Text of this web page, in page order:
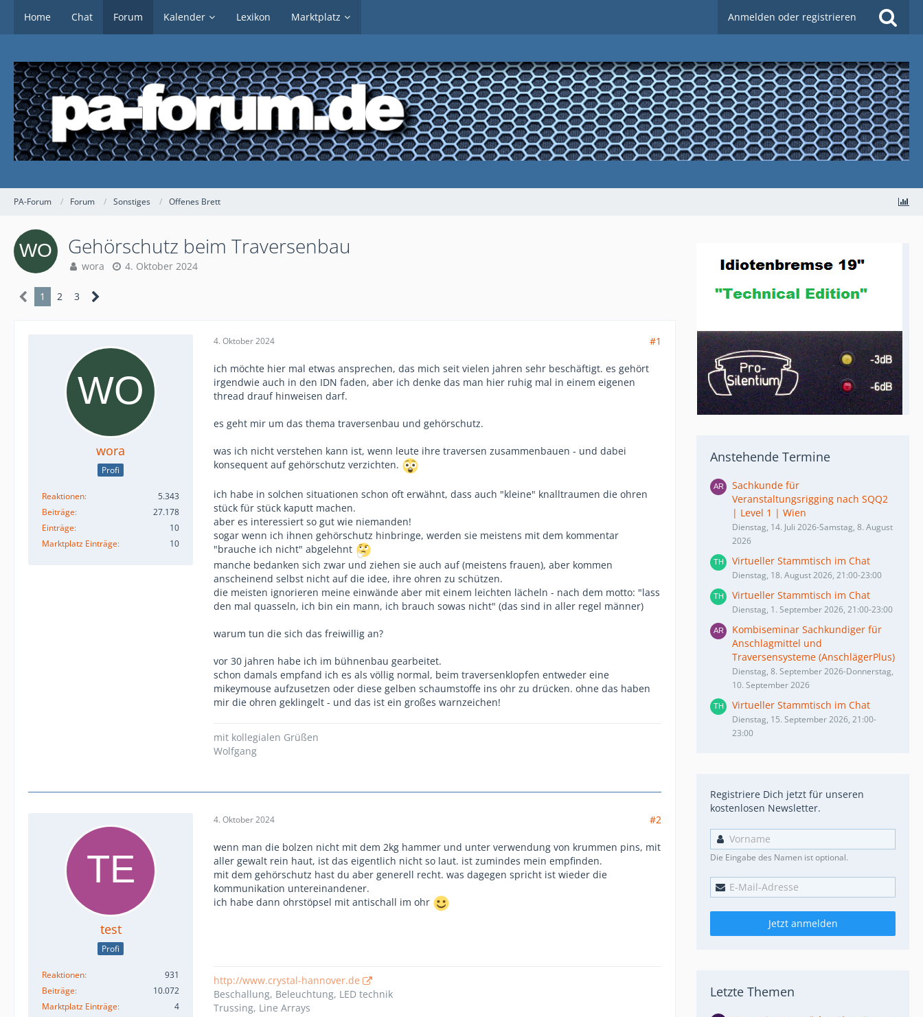
Home Chat Forum Kalender Lexikon Marktplatz Anmelden oder registrieren
PA-Forum Forum Sonstiges Offenes Brett
Gehörschutz beim Traversenbau
wora 4. Oktober 2024
1 2 3
wora
Profi
Reaktionen
5.343
Beiträge
27.178
Einträge
10
Marktplatz Einträge
10
4. Oktober 2024 #1
ich möchte hier mal etwas ansprechen, das mich seit vielen jahren sehr beschäftigt. es gehört
irgendwie auch in den IDN faden, aber ich denke das man hier ruhig mal in einem eigenen
thread drauf hinweisen darf.
es geht mir um das thema traversenbau und gehörschutz.
was ich nicht verstehen kann ist, wenn leute ihre traversen zusammenbauen - und dabei
konsequent auf gehörschutz verzichten.
ich habe in solchen situationen schon oft erwähnt, dass auch "kleine" knalltraumen die ohren
stück für stück kaputt machen.
aber es interessiert so gut wie niemanden!
sogar wenn ich ihnen gehörschutz hinbringe, werden sie meistens mit dem kommentar
"brauche ich nicht" abgelehnt
manche bedanken sich zwar und ziehen sie auch auf (meistens frauen), aber kommen
anscheinend selbst nicht auf die idee, ihre ohren zu schützen.
die meisten ignorieren meine einwände aber mit einem leichten lächeln - nach dem motto: "lass
den mal quasseln, ich bin ein mann, ich brauch sowas nicht" (das sind in aller regel männer)
warum tun die sich das freiwillig an?
vor 30 jahren habe ich im bühnenbau gearbeitet.
schon damals empfand ich es als völlig normal, beim traversenklopfen entweder eine
mikeymouse aufzusetzen oder diese gelben schaumstoffe ins ohr zu drücken. ohne das haben
mir die ohren geklingelt - und das ist ein großes warnzeichen!
mit kollegialen Grüßen
Wolfgang
test
Profi
Reaktionen
931
Beiträge
10.072
Marktplatz Einträge
4
4. Oktober 2024 #2
wenn man die bolzen nicht mit dem 2kg hammer und unter verwendung von krummen pins, mit
aller gewalt rein haut, ist das eigentlich nicht so laut. ist zumindes mein empfinden.
mit dem gehörschutz hast du aber generell recht. was dagegen spricht ist wieder die
kommunikation untereinandener.
ich habe dann ohrstöpsel mit antischall im ohr
http://www.crystal-hannover.de
Beschallung, Beleuchtung, LED technik
Trussing, Line Arrays
Anstehende Termine
Sachkunde für
Veranstaltungsrigging nach SQQ2
| Level 1 | Wien
Dienstag, 14. Juli 2026-Samstag, 8. August
2026
Virtueller Stammtisch im Chat
Dienstag, 18. August 2026, 21:00-23:00
Virtueller Stammtisch im Chat
Dienstag, 1. September 2026, 21:00-23:00
Kombiseminar Sachkundiger für
Anschlagmittel und
Traversensysteme (AnschlägerPlus)
Dienstag, 8. September 2026-Donnerstag,
10. September 2026
Virtueller Stammtisch im Chat
Dienstag, 15. September 2026, 21:00-
23:00
Registriere Dich jetzt für unseren
kostenlosen Newsletter.
Die Eingabe des Namen ist optional.
Jetzt anmelden
Letzte Themen